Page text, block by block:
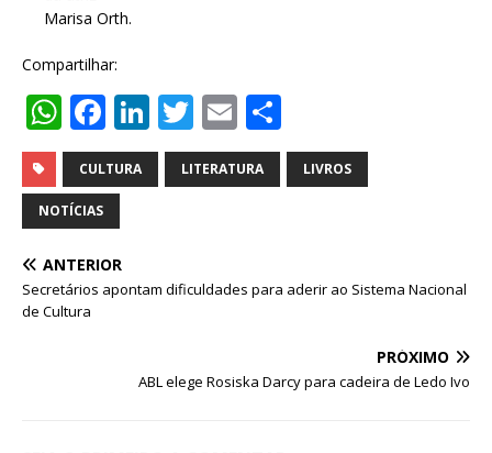
Marisa Orth.
Compartilhar:
W
h
at
s
A
p
p
F
a
c
e
b
o
Li
n
k
n
T
w
it
E
m
ai
h
ar
CULTURA LITERATURA LIVROS
NOTÍCIAS
ANTERIOR
Secretários apontam dificuldades para aderir ao Sistema Nacional
de Cultura
PRÓXIMO
ABL elege Rosiska Darcy para cadeira de Ledo Ivo